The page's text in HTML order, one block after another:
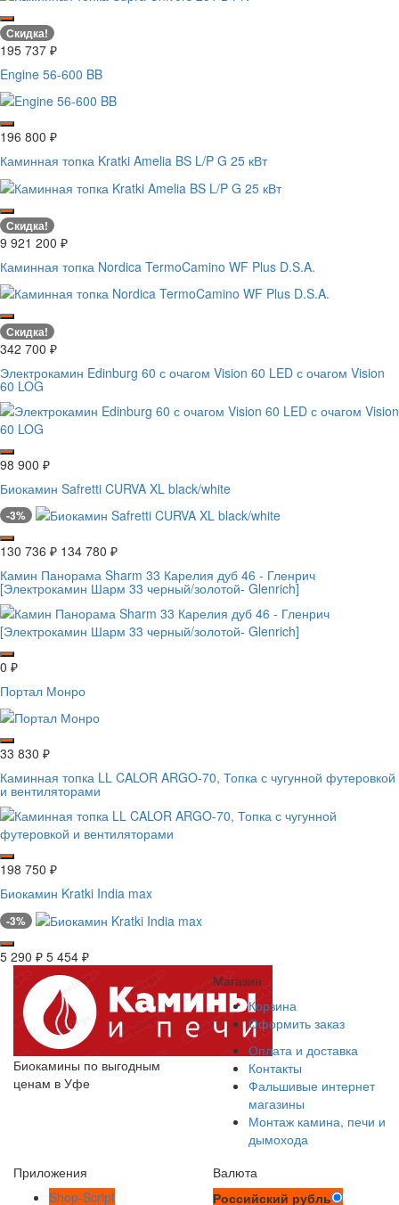
Скидка!
195 737 ₽
Engine 56-600 BB
196 800 ₽
Каминная топка Kratki Amelia BS L/P G 25 кВт
Скидка!
9 921 200 ₽
Каминная топка Nordica TermoCamino WF Plus D.S.A.
Скидка!
342 700 ₽
Электрокамин Edinburg 60 с очагом Vision 60 LED с очагом Vision
60 LOG
98 900 ₽
Биокамин Safretti CURVA XL black/white
-3%
130 736 ₽ 134 780 ₽
Камин Панорама Sharm 33 Карелия дуб 46 - Гленрич
[Электрокамин Шарм 33 черный/золотой- Glenrich]
0 ₽
Портал Монро
33 830 ₽
Каминная топка LL CALOR ARGO-70, Топка с чугунной футеровкой
и вентиляторами
198 750 ₽
Биокамин Kratki India max
-3%
5 290 ₽ 5 454 ₽
Биокамины по выгодным
ценам в Уфе
Магазин
Корзина
Оформить заказ
Оплата и доставка
Контакты
Фальшивые интернет
магазины
Монтаж камина, печи и
дымохода
Приложения
Shop-Script
Валюта
Российский рубль